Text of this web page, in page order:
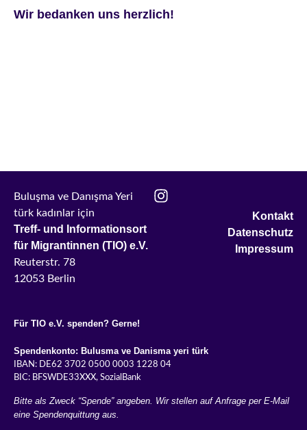
Wir bedanken uns herzlich!
Buluşma ve Danışma Yeri
türk kadınlar için
Treff- und Informationsort
für Migrantinnen (TIO) e.V.
Reuterstr. 78
12053 Berlin
Kontakt
Datenschutz
Impressum
Für TIO e.V. spenden? Gerne!
Spendenkonto: Bulusma ve Danisma yeri türk
IBAN: DE62 3702 0500 0003 1228 04
BIC: BFSWDE33XXX, SozialBank
Bitte als Zweck “Spende” angeben. Wir stellen auf Anfrage per E-Mail
eine Spendenquittung aus.